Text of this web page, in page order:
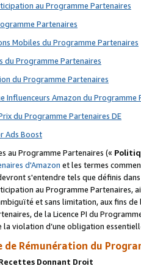
au Programme Partenaires
Partenaires
Mobiles du Programme Partenaires
du Programme Partenaires
du Programme Partenaires
Influenceurs Amazon du Programme
du Programme Partenaires DE
Ads Boost
au Programme Partenaires («
d'Amazon et les termes
s'entendre tels que définis
au Programme Partenaires,
et sans limitation, aux fins
de la Licence PI du
la violation d’une obligation
de Rémunération du
Donnant Droit